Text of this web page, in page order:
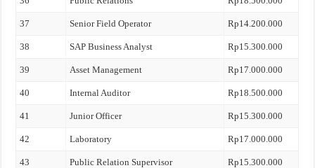
37 Senior Field Operator Rp14.200.000
38 SAP Business Analyst Rp15.300.000
39 Asset Management Rp17.000.000
40 Internal Auditor Rp18.500.000
41 Junior Officer Rp15.300.000
42 Laboratory Rp17.000.000
43 Public Relation Supervisor Rp15.300.000